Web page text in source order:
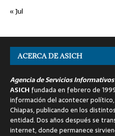
« Jul
ACERCA DE ASICH
Agencia de Servicios Informativos
ASICH fundada en febrero de
información del acontecer
Chiapas, publicando en los
entidad. Dos años después se
internet, donde permanece